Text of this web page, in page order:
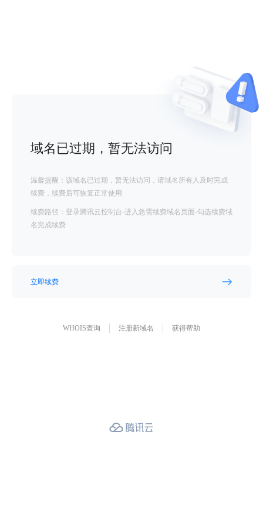
域名已过期，暂无法访问
温馨提醒：该域名已过期，暂无法访问，请域名所有人及时完成
续费，续费后可恢复正常使用
续费路径：登录腾讯云控制台-进入急需续费域名页面-勾选续费域
名完成续费
立即续费
WHOIS查询 注册新域名 获得帮助